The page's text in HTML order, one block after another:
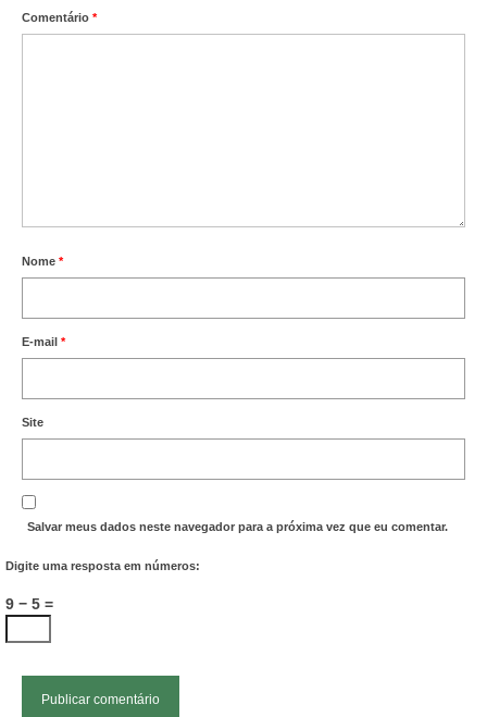
Comentário *
Nome *
E-mail *
Site
Salvar meus dados neste navegador para a próxima vez que eu comentar.
Digite uma resposta em números:
9 − 5 =